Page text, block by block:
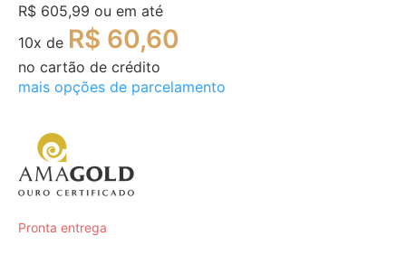
R$ 605,99 ou em até
10x de R$ 60,60
no cartão de crédito
mais opções de parcelamento
Pronta entrega